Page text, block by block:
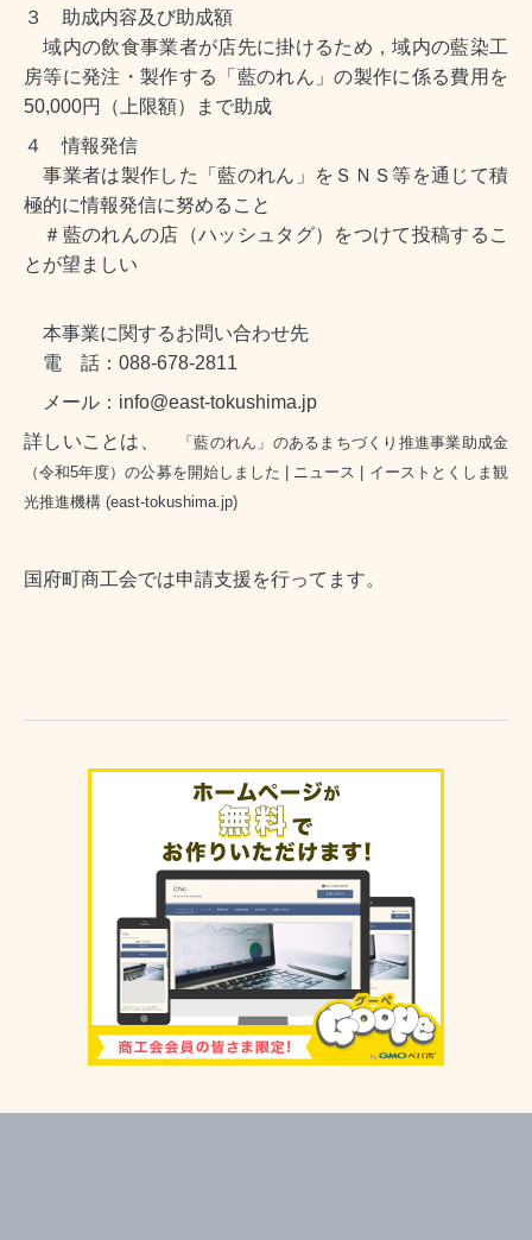
３ 助成内容及び助成額
域内の飲食事業者が店先に掛けるため，域内の藍染工
房等に発注・製作する「藍のれん」の製作に係る費用を
50,000円（上限額）まで助成
４ 情報発信
事業者は製作した「藍のれん」をＳＮＳ等を通じて積
極的に情報発信に努めること
＃藍のれんの店（ハッシュタグ）をつけて投稿するこ
とが望ましい
本事業に関するお問い合わせ先
電 話：088-678-2811
メール：info@east-tokushima.jp
詳しいことは、
「藍のれん」のあるまちづくり推進事業助成金
（令和5年度）の公募を開始しました | ニュース | イーストとくしま観
光推進機構 (east-tokushima.jp)
国府町商工会では申請支援を行ってます。